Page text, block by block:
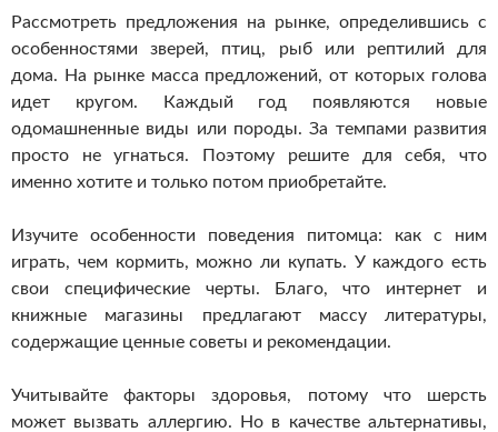
Рассмотреть предложения на рынке, определившись с
особенностями зверей, птиц, рыб или рептилий для
дома. На рынке масса предложений, от которых голова
идет кругом. Каждый год появляются новые
одомашненные виды или породы. За темпами развития
просто не угнаться. Поэтому решите для себя, что
именно хотите и только потом приобретайте.
Изучите особенности поведения питомца: как с ним
играть, чем кормить, можно ли купать. У каждого есть
свои специфические черты. Благо, что интернет и
книжные магазины предлагают массу литературы,
содержащие ценные советы и рекомендации.
Учитывайте факторы здоровья, потому что шерсть
может вызвать аллергию. Но в качестве альтернативы,